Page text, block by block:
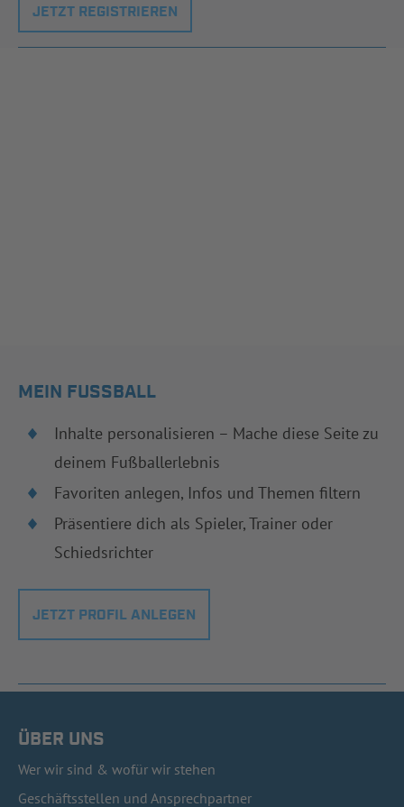
JETZT REGISTRIEREN
MEIN FUSSBALL
Inhalte personalisieren – Mache diese Seite zu
deinem Fußballerlebnis
Favoriten anlegen, Infos und Themen filtern
Präsentiere dich als Spieler, Trainer oder
Schiedsrichter
JETZT PROFIL ANLEGEN
ÜBER UNS
Wer wir sind & wofür wir stehen
Geschäftsstellen und Ansprechpartner